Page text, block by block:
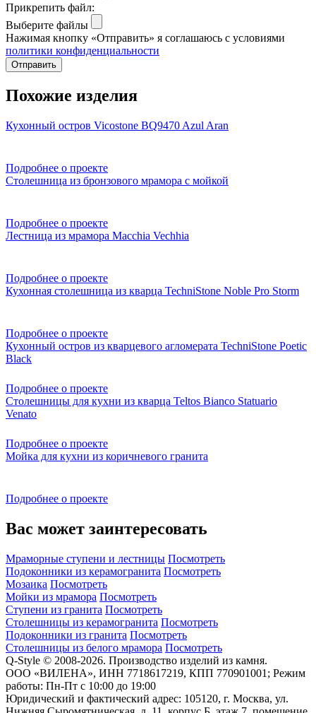
Прикрепить файл:
Выберите файлы
Нажимая кнопку «Отправить» я соглашаюсь с условиями
политики конфиденциальности
Отправить
Похожие изделия
Кухонный остров Vicostone BQ9470 Azul Aran
Подробнее о проекте
Столешница из бронзового мрамора с мойкой
Подробнее о проекте
Лестница из мрамора Macchia Vechhia
Подробнее о проекте
Кухонная столешница из кварца TechniStone Noble Pro Storm
Подробнее о проекте
Кухонный остров из кварцевого агломерата TechniStone Poetic
Black
Подробнее о проекте
Столешницы для кухни из кварца Teltos Bianco Statuario
Venato
Подробнее о проекте
Мойка для кухни из коричневого гранита
Подробнее о проекте
Вас может заинтересовать
Мраморные ступени и лестницы Посмотреть
Подоконники из керамогранита Посмотреть
Мозаика Посмотреть
Мойки из мрамора Посмотреть
Ступени из гранита Посмотреть
Столешницы из керамогранита Посмотреть
Подоконники из гранита Посмотреть
Столешницы из белого мрамора Посмотреть
Q-Style © 2008-2026. Производство изделий из камня.
ООО «ВИЛЕНА», ИНН 7718617219, КПП 770901001; Режим
работы: Пн-Пт с 10:00 до 19:00
Юридический и фактический адрес: 105120, г. Москва, ул.